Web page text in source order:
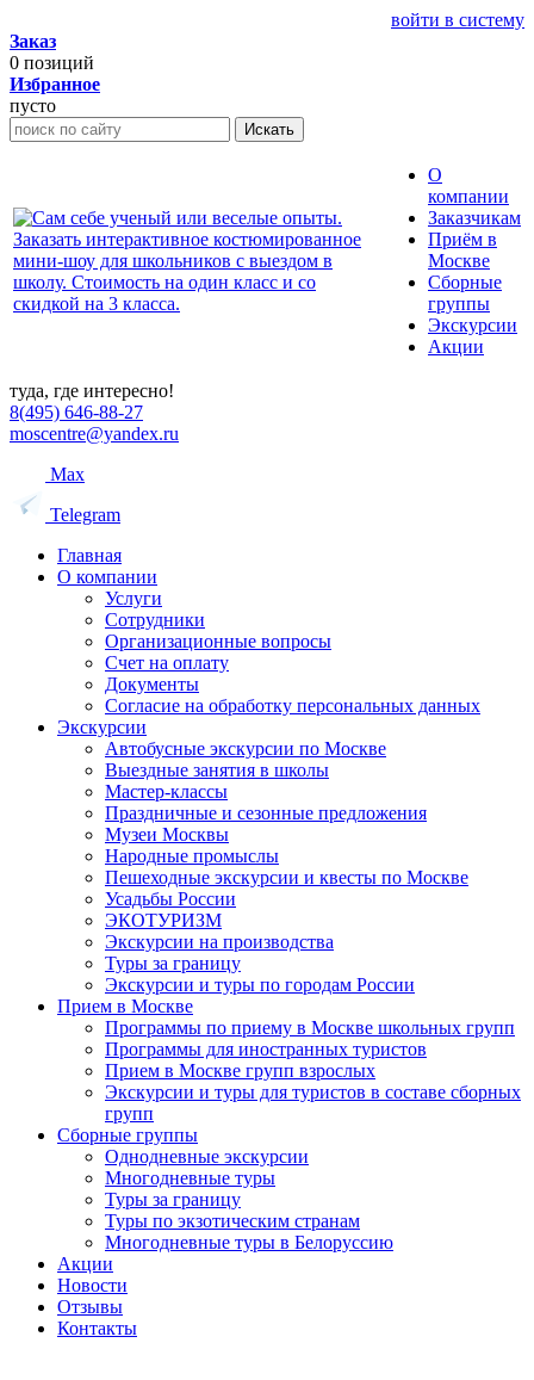
войти в систему
Заказ
0 позиций
Избранное
пусто
Искать
О
компании
Заказчикам
Приём в
Москве
Сборные
группы
Экскурсии
Акции
туда, где интересно!
8(495) 646-88-27
moscentre@yandex.ru
Max
Telegram
Главная
О компании
Услуги
Сотрудники
Организационные вопросы
Счет на оплату
Документы
Согласие на обработку персональных данных
Экскурсии
Автобусные экскурсии по Москве
Выездные занятия в школы
Мастер-классы
Праздничные и сезонные предложения
Музеи Москвы
Народные промыслы
Пешеходные экскурсии и квесты по Москве
Усадьбы России
ЭКОТУРИЗМ
Экскурсии на производства
Туры за границу
Экскурсии и туры по городам России
Прием в Москве
Программы по приему в Москве школьных групп
Программы для иностранных туристов
Прием в Москве групп взрослых
Экскурсии и туры для туристов в составе сборных
групп
Сборные группы
Однодневные экскурсии
Многодневные туры
Туры за границу
Туры по экзотическим странам
Многодневные туры в Белоруссию
Акции
Новости
Отзывы
Контакты